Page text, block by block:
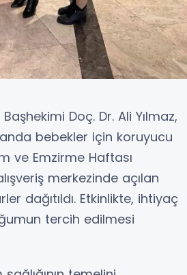
Doç. Dr. Ali Yılmaz,
bebekler için koruyucu
ve Emzirme Haftası
merkezinde açılan
dağıtıldı. Etkinlikte, ihtiyaç
tercih edilmesi